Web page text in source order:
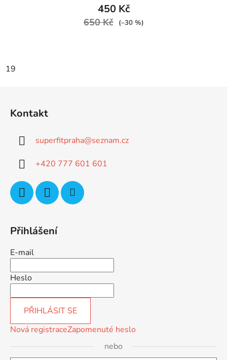
450 Kč
650 Kč (–30 %)
19
Kontakt
superfitpraha@seznam.cz
+420 777 601 601
Přihlášení
E-mail
Heslo
PŘIHLÁSIT SE
Nová registraceZapomenuté heslo
nebo